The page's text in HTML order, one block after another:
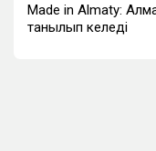
Made in Almaty:
танылып келеді